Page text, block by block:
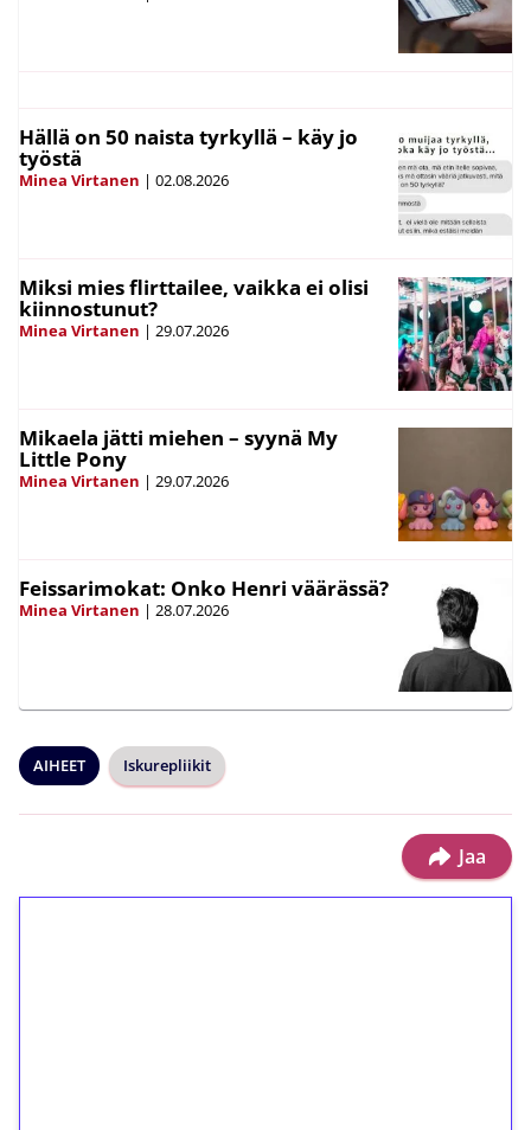
Hällä on 50 naista tyrkyllä – käy jo
työstä
Minea Virtanen | 02.08.2026
Miksi mies flirttailee, vaikka ei olisi
kiinnostunut?
Minea Virtanen | 29.07.2026
Mikaela jätti miehen – syynä My
Little Pony
Minea Virtanen | 29.07.2026
Feissarimokat: Onko Henri väärässä?
Minea Virtanen | 28.07.2026
AIHEET Iskurepliikit
Jaa